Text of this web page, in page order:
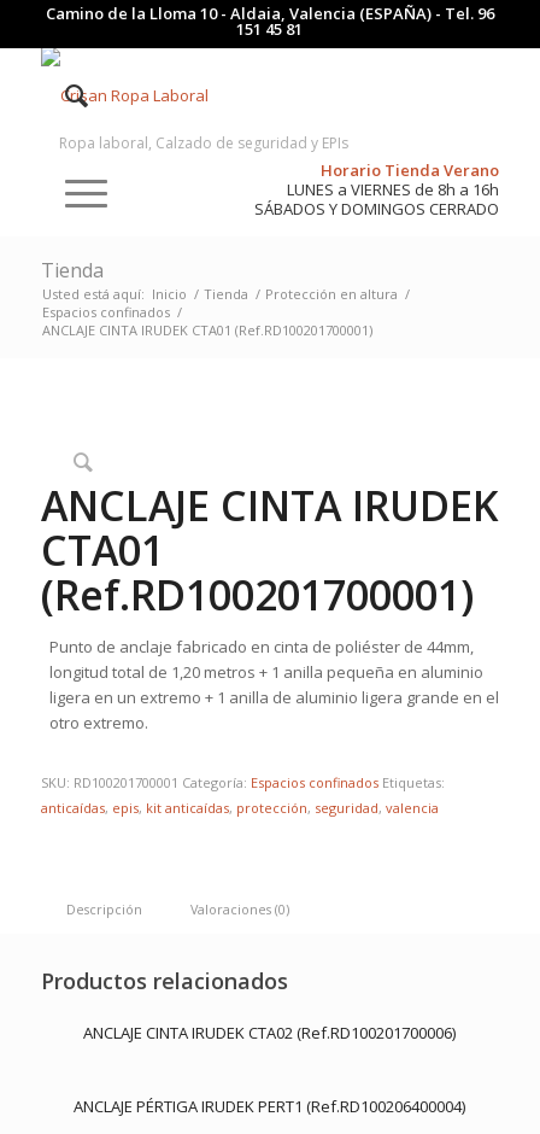
Camino de la Lloma 10 - Aldaia, Valencia (ESPAÑA) - Tel. 96
151 45 81
Ropa laboral, Calzado de seguridad y EPIs
Horario Tienda Verano
LUNES a VIERNES de 8h a 16h
SÁBADOS Y DOMINGOS CERRADO
Tienda
Usted está aquí: Inicio / Tienda / Protección en altura /
Espacios confinados /
ANCLAJE CINTA IRUDEK CTA01 (Ref.RD100201700001)
ANCLAJE CINTA IRUDEK
CTA01
(Ref.RD100201700001)
Punto de anclaje fabricado en cinta de poliéster de 44mm,
longitud total de 1,20 metros + 1 anilla pequeña en aluminio
ligera en un extremo + 1 anilla de aluminio ligera grande en el
otro extremo.
SKU: RD100201700001 Categoría: Espacios confinados Etiquetas:
anticaídas, epis, kit anticaídas, protección, seguridad, valencia
Descripción Valoraciones (0)
Productos relacionados
ANCLAJE CINTA IRUDEK CTA02 (Ref.RD100201700006)
ANCLAJE PÉRTIGA IRUDEK PERT1 (Ref.RD100206400004)